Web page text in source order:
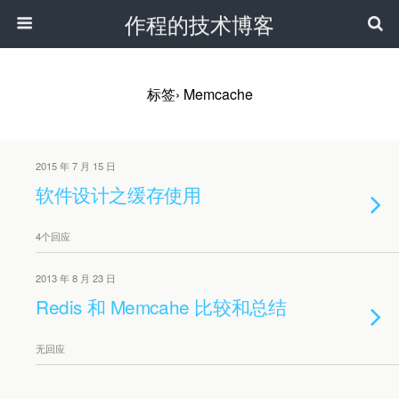
作程的技术博客
标签› Memcache
2015 年 7 月 15 日
软件设计之缓存使用
4个回应
2013 年 8 月 23 日
Redis 和 Memcahe 比较和总结
无回应